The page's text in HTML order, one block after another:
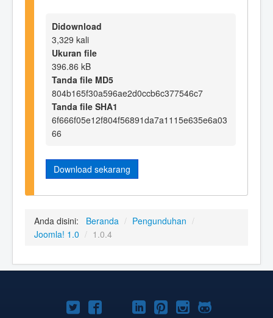
Didownload
3,329 kali
Ukuran file
396.86 kB
Tanda file MD5
804b165f30a596ae2d0ccb6c377546c7
Tanda file SHA1
6f666f05e12f804f56891da7a1115e635e6a03
66
Download sekarang
Anda disini: Beranda / Pengunduhan /
Joomla! 1.0 / 1.0.4
Joomla!Joomla!Joomla!
Joomla!Joomla!
Joomla!Joomla!